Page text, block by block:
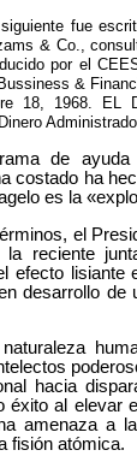
fue
& Co.,
por el
&
18, 1968. EL
de
costado ha
es la
el
reciente
efecto lisiante
desarrollo de
hacia
éxito al elevar
amenaza a
fisión atómica.